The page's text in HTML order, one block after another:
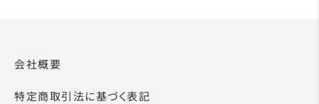
会社概要
特定商取引法に基づく表記